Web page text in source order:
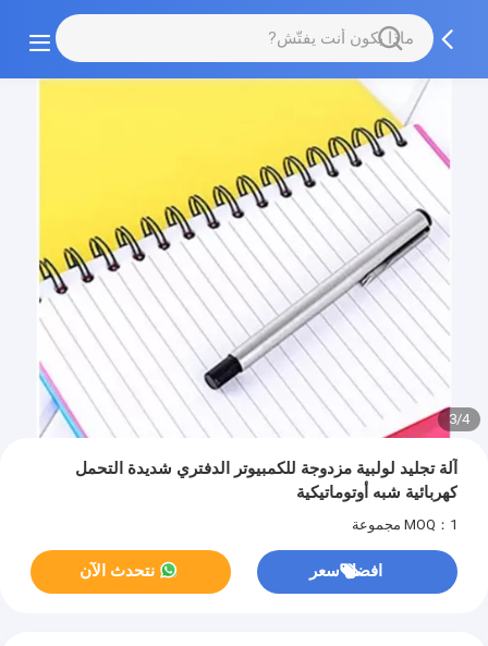
3/4
آلة تجليد لولبية مزدوجة للكمبيوتر الدفتري شديدة التحمل
كهربائية شبه أوتوماتيكية
MOQ：1 مجموعة
افضل سعر نتحدث الآن